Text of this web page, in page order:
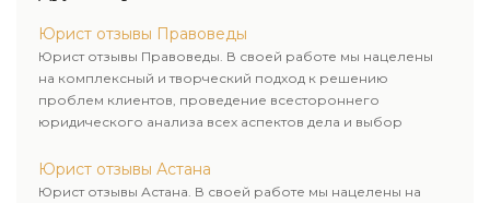
Юрист отзывы Правоведы
Юрист отзывы Правоведы. В своей работе мы нацелены
на комплексный и творческий подход к решению
проблем клиентов, проведение всестороннего
юридического анализа всех аспектов дела и выбор
Юрист отзывы Астана
Юрист отзывы Астана. В своей работе мы нацелены на